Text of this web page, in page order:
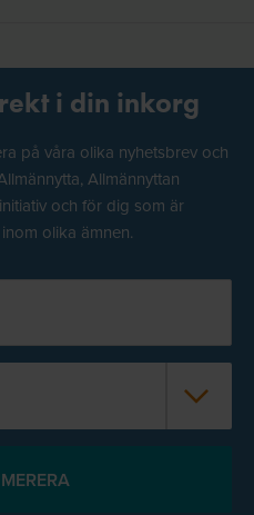
i din inkorg
på våra olika nyhetsbrev och
Allmännyttan
och för dig som är
olika ämnen.